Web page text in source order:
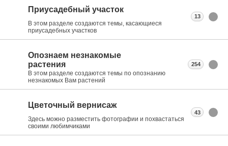
Приусадебный участок
В этом разделе создаются темы, касающиеся
приусадебных участков
13
Опознаем незнакомые
растения
В этом разделе создаются темы по опознанию
незнакомых Вам растений
254
Цветочный вернисаж
Здесь можно разместить фотографии и похвастаться
своими любимчиками
43